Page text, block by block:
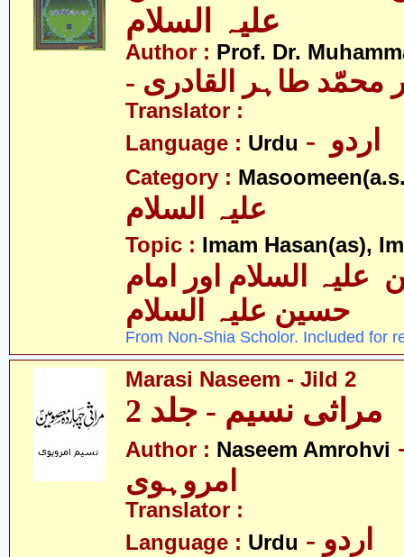
علیہ السلام
Author : Prof. Dr.
محمّد طاہر القادری
Translator :
Language : Urdu
Category :
Topic : Imam Hasan(as),
علیہ السلام اور امام
حسین علیہ السلام
From Non-Shia Scholor. Included for
Marasi Naseem - Jild 2
مراثی نسیم - جلد 2
Author : Naseem Amrohvi
امروہوی
Translator :
Language : Urdu - اردو